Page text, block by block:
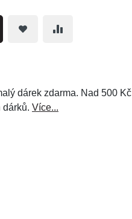
dárek zdarma. Nad 500 Kč
dárků. Více...